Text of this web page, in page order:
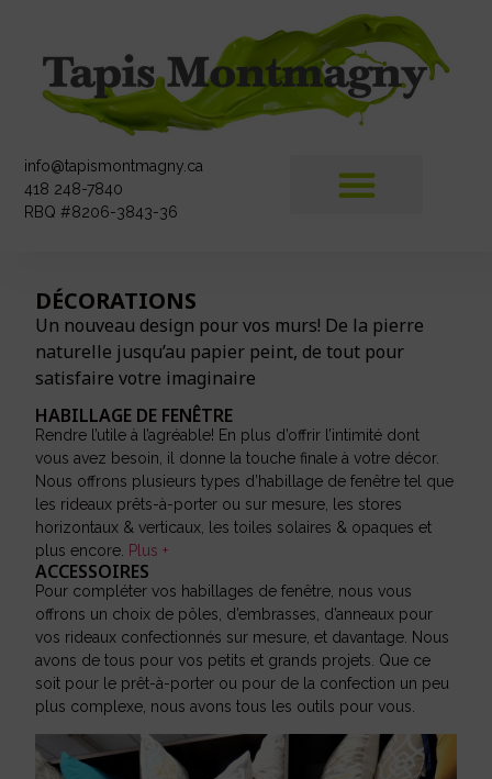
info@tapismontmagny.ca
418 248-7840
RBQ #8206-3843-36
DÉCORATIONS
Un nouveau design pour vos murs! De la pierre
naturelle jusqu’au papier peint, de tout pour
satisfaire votre imaginaire
HABILLAGE DE FENÊTRE
Rendre l’utile à l’agréable! En plus d’offrir l’intimité dont
vous avez besoin, il donne la touche finale à votre décor.
Nous offrons plusieurs types d’habillage de fenêtre tel que
les rideaux prêts-à-porter ou sur mesure, les stores
horizontaux & verticaux, les toiles solaires & opaques et
plus encore. Plus +
ACCESSOIRES
Pour compléter vos habillages de fenêtre, nous vous
offrons un choix de pôles, d’embrasses, d’anneaux pour
vos rideaux confectionnés sur mesure, et davantage. Nous
avons de tous pour vos petits et grands projets. Que ce
soit pour le prêt-à-porter ou pour de la confection un peu
plus complexe, nous avons tous les outils pour vous.